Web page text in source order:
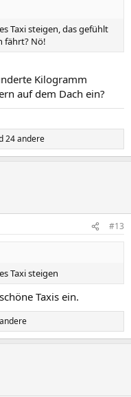
Taxi steigen, das gefühlt
fährt? Nö!
Kilogramm
auf dem Dach ein?
24 andere
#13
Taxi steigen
Taxis ein.